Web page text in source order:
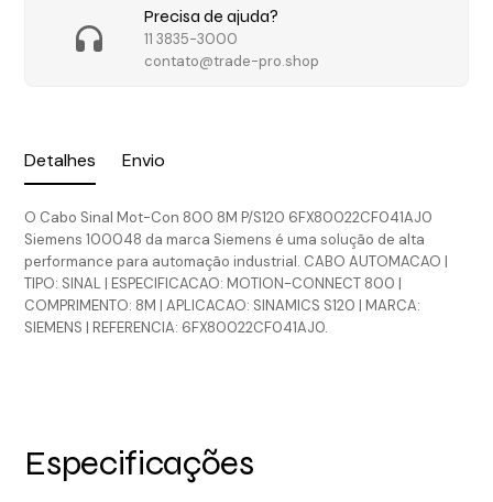
Detalhes Envio
O Cabo Sinal Mot-Con 800 8M P/S120 6FX80022CF041AJ0
Siemens 100048 da marca Siemens é uma solução de alta
performance para automação industrial. CABO AUTOMACAO |
TIPO: SINAL | ESPECIFICACAO: MOTION-CONNECT 800 |
COMPRIMENTO: 8M | APLICACAO: SINAMICS S120 | MARCA:
SIEMENS | REFERENCIA: 6FX80022CF041AJ0.
Precisa de ajuda?
11 3835-3000
contato@trade-pro.shop
Especificações